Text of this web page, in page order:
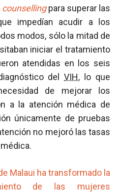
counsellingpara superar las
impedían acudir a los
modos, sólo la mitad de
iniciar el tratamiento
atendidas en los seis
delVIH, lo que
de mejorar los
a la atención médica de
únicamente de pruebas
no mejoró las tasas
Malaui ha transformado la
de las mujeres